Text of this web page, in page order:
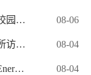
08-06
园…
08-04
访…
08-04